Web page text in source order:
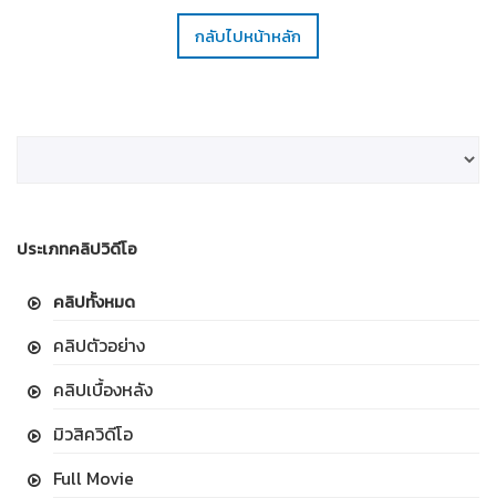
กลับไปหน้าหลัก
ประเภทคลิปวิดีโอ
คลิปทั้งหมด
คลิปตัวอย่าง
คลิปเบื้องหลัง
มิวสิควิดีโอ
Full Movie